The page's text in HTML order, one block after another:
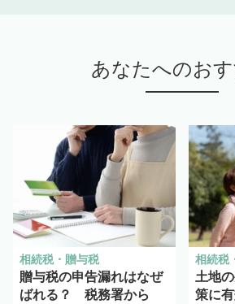
あなたへのお
相続税・贈与税
贈与税の申告漏れはなぜ
ばれる？ 税務署から
相続税
土地
策に